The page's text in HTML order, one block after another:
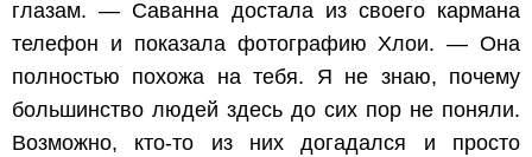
глазам. — Саванна достала из своего кармана
телефон и показала фотографию Хлои. — Она
полностью похожа на тебя. Я не знаю, почему
большинство людей здесь до сих пор не поняли.
Возможно, кто-то из них догадался и просто